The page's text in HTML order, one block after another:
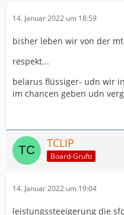
14. Januar 2022 um 18:59
bisher leben wir von der
respekt...
belarus flüssiger- udn wir
im chancen geben udn
TCLIP
Board-Grufti
14. Januar 2022 um 19:04
leistungssteeigerung die